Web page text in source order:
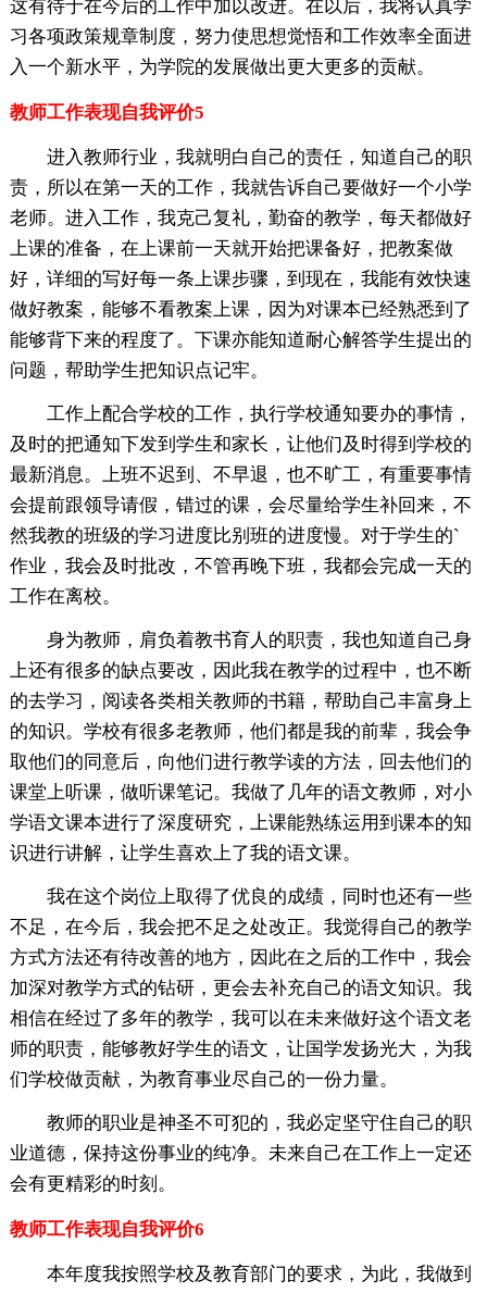
这有待于在今后的工作中加以改进。在以后，我将认真学
习各项政策规章制度，努力使思想觉悟和工作效率全面进
入一个新水平，为学院的发展做出更大更多的贡献。
教师工作表现自我评价5
进入教师行业，我就明白自己的责任，知道自己的职
责，所以在第一天的工作，我就告诉自己要做好一个小学
老师。进入工作，我克己复礼，勤奋的教学，每天都做好
上课的准备，在上课前一天就开始把课备好，把教案做
好，详细的写好每一条上课步骤，到现在，我能有效快速
做好教案，能够不看教案上课，因为对课本已经熟悉到了
能够背下来的程度了。下课亦能知道耐心解答学生提出的
问题，帮助学生把知识点记牢。
工作上配合学校的工作，执行学校通知要办的事情，
及时的把通知下发到学生和家长，让他们及时得到学校的
最新消息。上班不迟到、不早退，也不旷工，有重要事情
会提前跟领导请假，错过的课，会尽量给学生补回来，不
然我教的班级的学习进度比别班的进度慢。对于学生的`
作业，我会及时批改，不管再晚下班，我都会完成一天的
工作在离校。
身为教师，肩负着教书育人的职责，我也知道自己身
上还有很多的缺点要改，因此我在教学的过程中，也不断
的去学习，阅读各类相关教师的书籍，帮助自己丰富身上
的知识。学校有很多老教师，他们都是我的前辈，我会争
取他们的同意后，向他们进行教学读的方法，回去他们的
课堂上听课，做听课笔记。我做了几年的语文教师，对小
学语文课本进行了深度研究，上课能熟练运用到课本的知
识进行讲解，让学生喜欢上了我的语文课。
我在这个岗位上取得了优良的成绩，同时也还有一些
不足，在今后，我会把不足之处改正。我觉得自己的教学
方式方法还有待改善的地方，因此在之后的工作中，我会
加深对教学方式的钻研，更会去补充自己的语文知识。我
相信在经过了多年的教学，我可以在未来做好这个语文老
师的职责，能够教好学生的语文，让国学发扬光大，为我
们学校做贡献，为教育事业尽自己的一份力量。
教师的职业是神圣不可犯的，我必定坚守住自己的职
业道德，保持这份事业的纯净。未来自己在工作上一定还
会有更精彩的时刻。
教师工作表现自我评价6
本年度我按照学校及教育部门的要求，为此，我做到